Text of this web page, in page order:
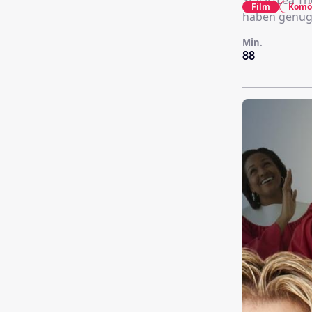
haben
88
Min.
Film